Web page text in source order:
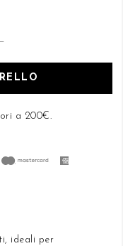
a 200€.
ideali per